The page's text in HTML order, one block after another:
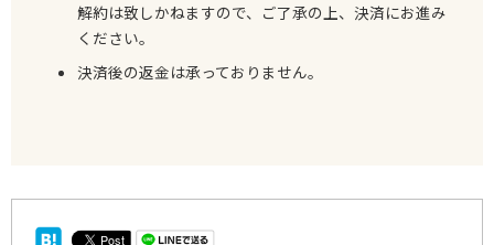
解約は致しかねますので、ご了承の上、決済にお進み
ください。
決済後の返金は承っておりません。